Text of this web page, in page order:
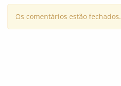
Os comentários estão fechados.